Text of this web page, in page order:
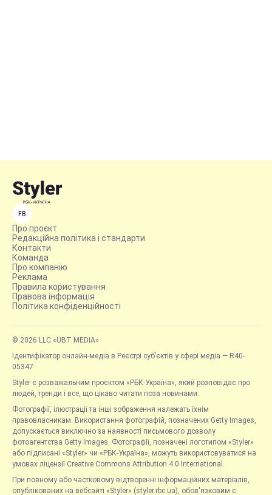
FB
Про проєкт
Редакційна політика і стандарти
Контакти
Команда
Про компанію
Реклама
Правила користування
Правова інформація
Політика конфіденційності
© 2026 LLC «UBT MEDIA»
Ідентифікатор онлайн-медіа в Реєстрі суб’єктів у сфері медіа — R40-
05347
Styler є розважальним проєктом «РБК-Україна», який розповідає про
людей, тренди і все, що цікаво читати поза новинами.
Фотографії, ілюстрації та інші зображення належать їхнім
правовласникам. Використання фотографій, позначених Getty Images,
допускається виключно за наявності письмового дозволу
фотоагентства Getty Images. Фотографії, позначені логотипом «Styler»
або підписані «Styler» чи «РБК-Україна», можуть використовуватися на
умовах ліцензії Creative Commons Attribution 4.0 International.
При повному або частковому відтворенні інформаційних матеріалів,
опублікованих на вебсайті «Styler» (styler.rbc.ua), обов'язковим є